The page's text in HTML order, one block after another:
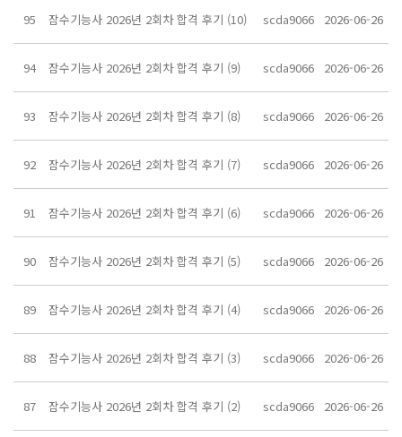
95 잠수기능사 2026년 2회차 합격 후기 (10) scda9066 2026-06-26
94 잠수기능사 2026년 2회차 합격 후기 (9) scda9066 2026-06-26
93 잠수기능사 2026년 2회차 합격 후기 (8) scda9066 2026-06-26
92 잠수기능사 2026년 2회차 합격 후기 (7) scda9066 2026-06-26
91 잠수기능사 2026년 2회차 합격 후기 (6) scda9066 2026-06-26
90 잠수기능사 2026년 2회차 합격 후기 (5) scda9066 2026-06-26
89 잠수기능사 2026년 2회차 합격 후기 (4) scda9066 2026-06-26
88 잠수기능사 2026년 2회차 합격 후기 (3) scda9066 2026-06-26
87 잠수기능사 2026년 2회차 합격 후기 (2) scda9066 2026-06-26